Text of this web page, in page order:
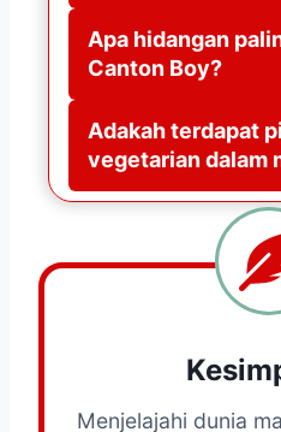
Apa hidangan
Canton Boy?
Adakah terdapat
vegetarian dalam
Menjelajahi dunia